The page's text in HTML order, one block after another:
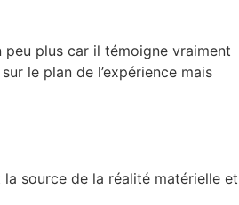
plus car il témoigne vraiment
le plan de l’expérience mais
la source de la réalité matérielle et